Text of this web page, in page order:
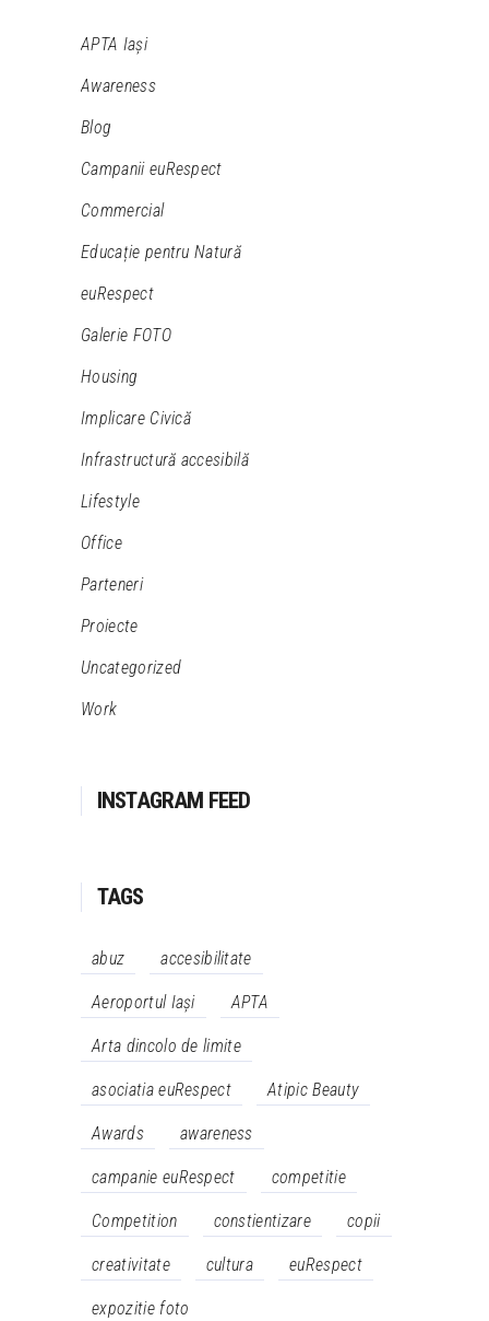
APTA Iași
Awareness
Blog
Campanii euRespect
Commercial
Educație pentru Natură
euRespect
Galerie FOTO
Housing
Implicare Civică
Infrastructură accesibilă
Lifestyle
Office
Parteneri
Proiecte
Uncategorized
Work
INSTAGRAM FEED
TAGS
abuz accesibilitate
Aeroportul Iași APTA
Arta dincolo de limite
asociatia euRespect Atipic Beauty
Awards awareness
campanie euRespect competitie
Competition constientizare copii
creativitate cultura euRespect
expozitie foto